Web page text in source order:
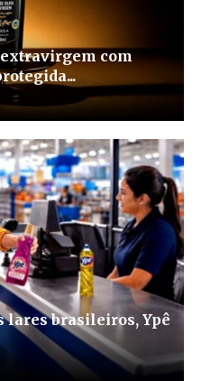
com
lares brasileiros, Ypê